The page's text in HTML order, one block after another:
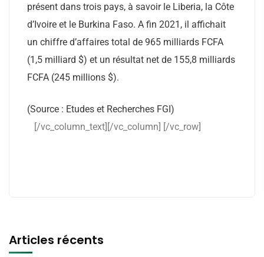
présent dans trois pays, à savoir le Liberia, la Côte
d’Ivoire et le Burkina Faso. A fin 2021, il affichait
un chiffre d’affaires total de 965 milliards FCFA
(1,5 milliard $) et un résultat net de 155,8 milliards
FCFA (245 millions $).
(Source : Etudes et Recherches FGI)
[/vc_column_text][/vc_column] [/vc_row]
Articles récents